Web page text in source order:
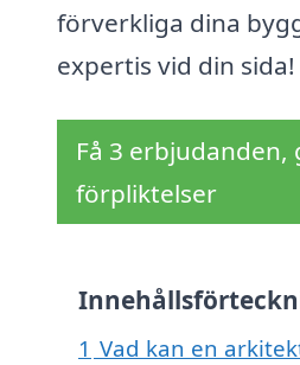
förverkliga dina
expertis vid din sida!
Få 3
förpliktelser
1 Vad kan en